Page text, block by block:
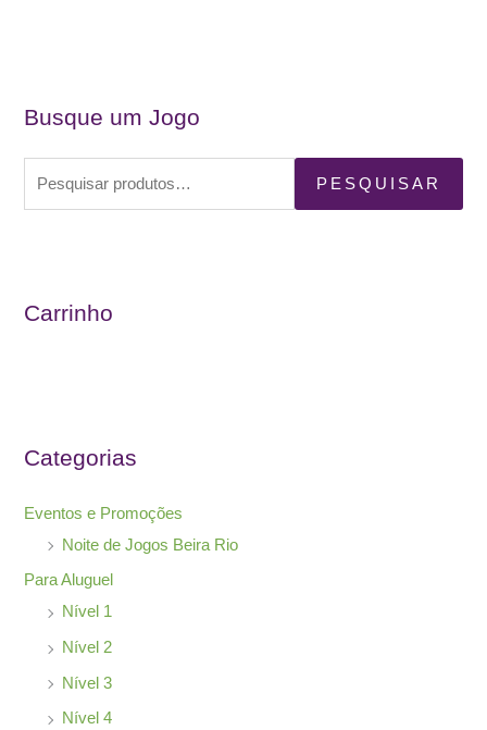
RPGs
Busque um Jogo
p
r
PESQUISAR
Carrinho
Categorias
Eventos e Promoções
Noite de Jogos Beira Rio
Para Aluguel
Nível 1
Nível 2
Nível 3
Nível 4